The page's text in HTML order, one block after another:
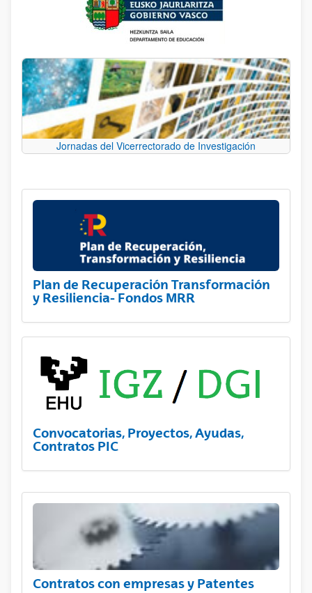
Jornadas del Vicerrectorado de Investigación
Plan de Recuperación Transformación
y Resiliencia- Fondos MRR
Convocatorias, Proyectos, Ayudas,
Contratos PIC
Contratos con empresas y Patentes